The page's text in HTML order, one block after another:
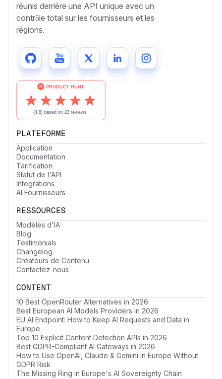
réunis derrière une API unique avec un
contrôle total sur les fournisseurs et les
régions.
PLATEFORME
Application
Documentation
Tarification
Statut de l'API
Integrations
AI Fournisseurs
RESSOURCES
Modèles d'IA
Blog
Testimonials
Changelog
Créateurs de Contenu
Contactez-nous
CONTENT
10 Best OpenRouter Alternatives in 2026
Best European AI Models Providers in 2026
EU AI Endpoint: How to Keep AI Requests and Data in
Europe
Top 10 Explicit Content Detection APIs in 2026
Best GDPR-Compliant AI Gateways in 2026
How to Use OpenAI, Claude & Gemini in Europe Without
GDPR Risk
The Missing Ring in Europe's AI Sovereignty Chain